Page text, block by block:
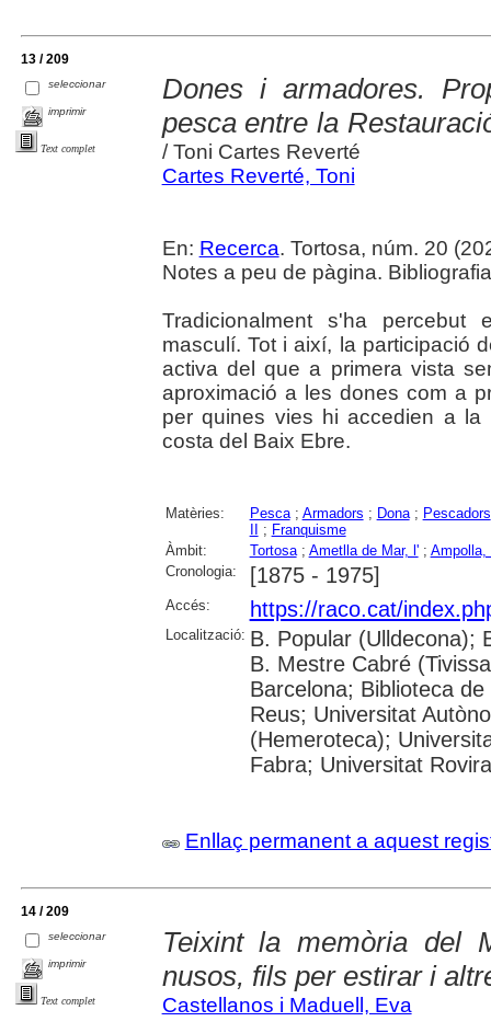
13 / 209
seleccionar
imprimir
Text complet
Dones i armadores.
pesca entre la
/ Toni Cartes Reverté
Cartes Reverté, Toni
En: Recerca. Tortosa, núm. 20
Notes a peu de pàgina.
Tradicionalment s'ha percebut
masculí. Tot i així, la participació
activa del que a primera vista
aproximació a les dones com a
per quines vies hi accedien a
costa del Baix Ebre.
Matèries: Pesca; Armadors ; Dona; Pescadors
; Franquisme
Àmbit:
Tortosa; Ametlla de Mar, l'; Ampolla,
Cronologia:
[1875 - 1975]
Accés: https://raco.cat/
Localització: B. Popular (Ulldecona);
B. Mestre Cabré
Barcelona; Biblioteca
Reus; Universitat
(Hemeroteca);
Fabra; Universitat
Enllaç permanent a aquest
14 / 209
seleccionar
imprimir
Text complet
Teixint la memòria del
nusos, fils per estirar i
Castellanos i Maduell, Eva